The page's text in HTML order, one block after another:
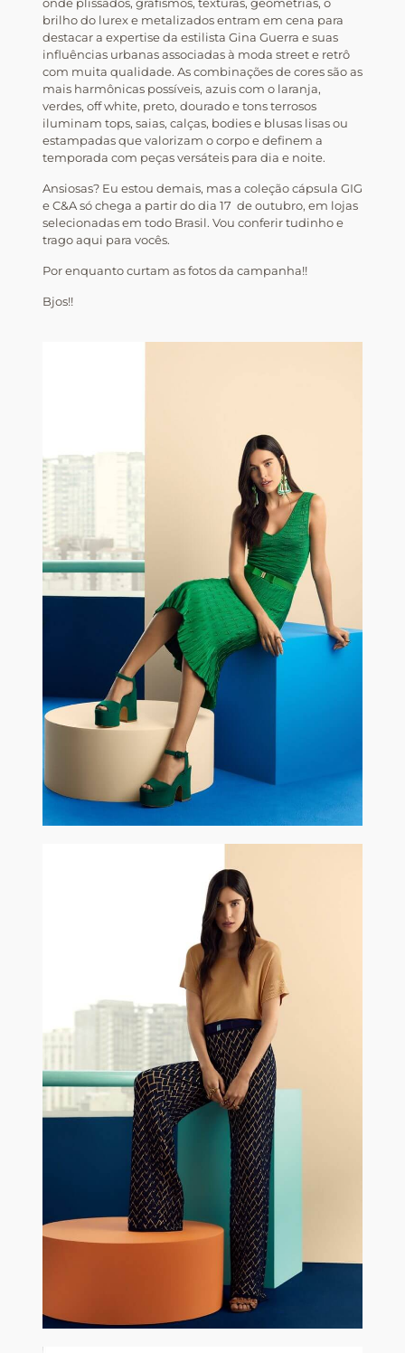
brilho do lurex e metalizados entram em cena para
destacar a expertise da estilista Gina Guerra e suas
influências urbanas associadas à moda street e retrô
com muita qualidade. As combinações de cores são as
mais harmônicas possíveis, azuis com o laranja,
verdes, off white, preto, dourado e tons terrosos
iluminam tops, saias, calças, bodies e blusas lisas ou
estampadas que valorizam o corpo e definem a
temporada com peças versáteis para dia e noite.
Ansiosas? Eu estou demais, mas a coleção cápsula GIG
e C&A só chega a partir do dia 17 de outubro, em lojas
selecionadas em todo Brasil. Vou conferir tudinho e
trago aqui para vocês.
Por enquanto curtam as fotos da campanha!!
Bjos!!